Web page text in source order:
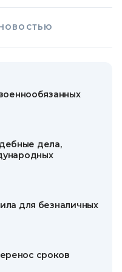
дела,
для безналичных
сроков